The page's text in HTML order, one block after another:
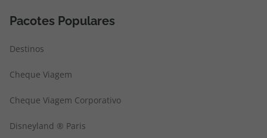
Pacotes Populares
Destinos
Cheque Viagem
Cheque Viagem Corporativo
Disneyland ® Paris